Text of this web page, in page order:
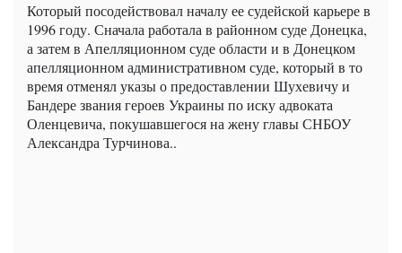
Который посодействовал началу ее судейской карьере в
1996 году. Сначала работала в районном суде Донецка,
а затем в Апелляционном суде области и в Донецком
апелляционном административном суде, который в то
время отменял указы о предоставлении Шухевичу и
Бандере звания героев Украины по иску адвоката
Оленцевича, покушавшегося на жену главы СНБОУ
Александра Турчинова..